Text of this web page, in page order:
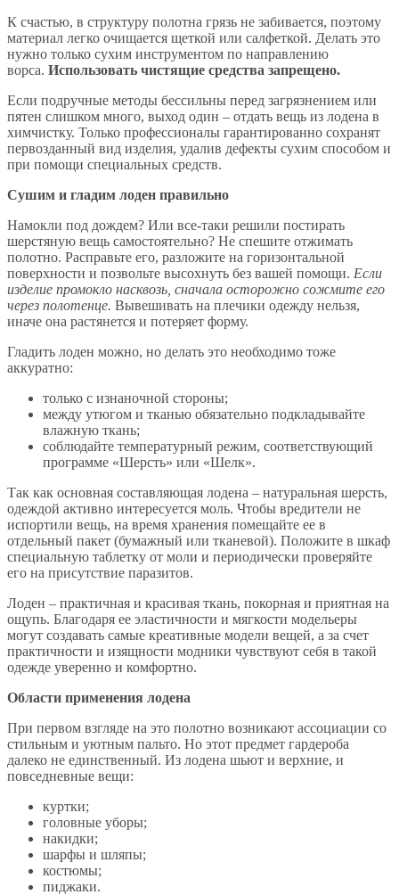
К счастью, в структуру полотна грязь не забивается, поэтому
материал легко очищается щеткой или салфеткой. Делать это
нужно только сухим инструментом по направлению
ворса. Использовать чистящие средства запрещено.
Если подручные методы бессильны перед загрязнением или
пятен слишком много, выход один – отдать вещь из лодена в
химчистку. Только профессионалы гарантированно сохранят
первозданный вид изделия, удалив дефекты сухим способом и
при помощи специальных средств.
Сушим и гладим лоден правильно
Намокли под дождем? Или все-таки решили постирать
шерстяную вещь самостоятельно? Не спешите отжимать
полотно. Расправьте его, разложите на горизонтальной
поверхности и позвольте высохнуть без вашей помощи. Если
изделие промокло насквозь, сначала осторожно сожмите его
через полотенце. Вывешивать на плечики одежду нельзя,
иначе она растянется и потеряет форму.
Гладить лоден можно, но делать это необходимо тоже
аккуратно:
только с изнаночной стороны;
между утюгом и тканью обязательно подкладывайте
влажную ткань;
соблюдайте температурный режим, соответствующий
программе «Шерсть» или «Шелк».
Так как основная составляющая лодена – натуральная шерсть,
одеждой активно интересуется моль. Чтобы вредители не
испортили вещь, на время хранения помещайте ее в
отдельный пакет (бумажный или тканевой). Положите в шкаф
специальную таблетку от моли и периодически проверяйте
его на присутствие паразитов.
Лоден – практичная и красивая ткань, покорная и приятная на
ощупь. Благодаря ее эластичности и мягкости модельеры
могут создавать самые креативные модели вещей, а за счет
практичности и изящности модники чувствуют себя в такой
одежде уверенно и комфортно.
Области применения лодена
При первом взгляде на это полотно возникают ассоциации со
стильным и уютным пальто. Но этот предмет гардероба
далеко не единственный. Из лодена шьют и верхние, и
повседневные вещи:
куртки;
головные уборы;
накидки;
шарфы и шляпы;
костюмы;
пиджаки.